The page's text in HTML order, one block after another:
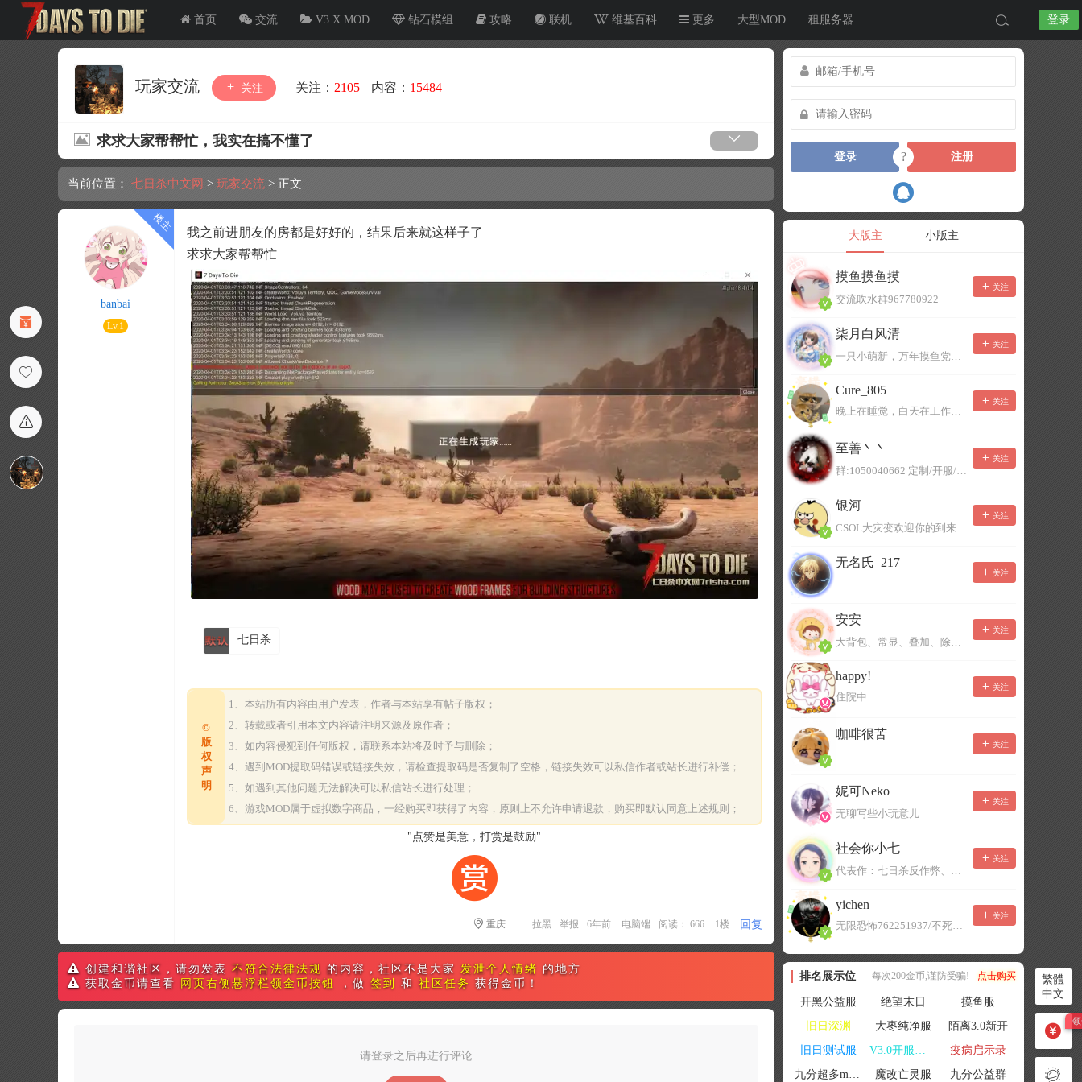
首页 交流 V3.X MOD 钻石模组 攻略 联机 维基百科 更多 大型MOD 租服务器 登录
玩家交流 关注 关注： 2105 内容： 15484
求求大家帮帮忙，我实在搞不懂了
当前位置： 七日杀中文网 > 玩家交流 > 正文
banbai
Lv.1
我之前进朋友的房都是好好的，结果后来就这样子了
求求大家帮帮忙
七日杀
©
版
权
声
明
1、本站所有内容由用户发表，作者与本站享有帖子版权；
2、转载或者引用本文内容请注明来源及原作者；
3、如内容侵犯到任何版权，请联系本站将及时予与删除；
4、遇到MOD提取码错误或链接失效，请检查提取码是否复制了空格，链接失效可以私信作者或站长进行补偿；
5、如遇到其他问题无法解决可以私信站长进行处理；
6、游戏MOD属于虚拟数字商品，一经购买即获得了内容，原则上不允许申请退款，购买即默认同意上述规则；
"点赞是美意，打赏是鼓励"
重庆 拉黑 举报 6年前 电脑端 阅读： 666 1楼 回复
创建和谐社区，请勿发表 不符合法律法规 的内容，社区不是大家 发泄个人情绪 的地方
获取金币请查看
网页右侧悬浮栏领金币按钮 ，做 签到 和 社区任务 获得金币！
请登录之后再进行评论
登录 ? 注册
大版主 小版主
摸鱼摸鱼摸
交流吹水群967780922
关注
柒月白风清
一只小萌新，万年摸鱼党！已经脱坑了。。。
关注
Cure_805
晚上在睡觉，白天在工作，不一定能及时回复，有事可以留言！
关注
至善丶丶
群:1050040662 定制/开服/地图制作/价格公道
关注
银河
CSOL大灾变欢迎你的到来。QQ群：967780922
关注
无名氏_217
关注
安安
大背包、常显、叠加、除草树，唯一作者QQ383125283
关注
happy!
住院中
关注
咖啡很苦
关注
妮可Neko
无聊写些小玩意儿
关注
社会你小七
代表作：七日杀反作弊、七日杀云黑、七日杀BOT、七日杀云商城
关注
yichen
无限恐怖762251937/不死者末日1080207504
关注
排名展示位 每次200金币,谨防受骗! 点击购买
开黑公益服 绝望末日
摸鱼服
旧日深渊
大枣纯净服
陌离3.0新开
旧日测试服
V3.0开服联机
疫病启示录
九分超多mod群
魔改亡灵服 九分公益群
繁體
中文